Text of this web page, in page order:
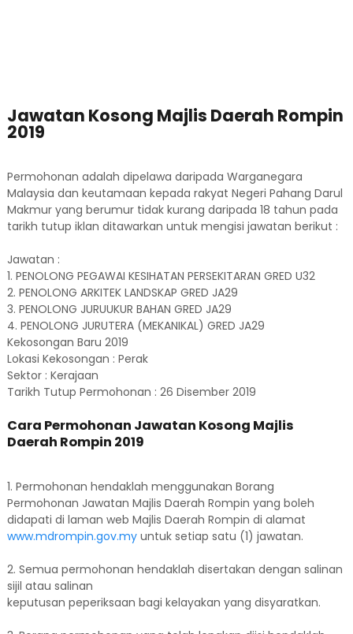
Jawatan Kosong Majlis Daerah Rompin
2019
Permohonan adalah dipelawa daripada Warganegara
Malaysia dan keutamaan kepada rakyat Negeri Pahang Darul
Makmur yang berumur tidak kurang daripada 18 tahun pada
tarikh tutup iklan ditawarkan untuk mengisi jawatan berikut :
Jawatan :
1. PENOLONG PEGAWAI KESIHATAN PERSEKITARAN GRED U32
2. PENOLONG ARKITEK LANDSKAP GRED JA29
3. PENOLONG JURUUKUR BAHAN GRED JA29
4. PENOLONG JURUTERA (MEKANIKAL) GRED JA29
Kekosongan Baru 2019
Lokasi Kekosongan : Perak
Sektor : Kerajaan
Tarikh Tutup Permohonan : 26 Disember 2019
Cara Permohonan Jawatan Kosong Majlis
Daerah Rompin 2019
1. Permohonan hendaklah menggunakan Borang
Permohonan Jawatan Majlis Daerah Rompin yang boleh
didapati di laman web Majlis Daerah Rompin di alamat
www.mdrompin.gov.myuntuk setiap satu (1) jawatan.
2. Semua permohonan hendaklah disertakan dengan salinan
sijil atau salinan
keputusan peperiksaan bagi kelayakan yang disyaratkan.